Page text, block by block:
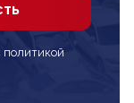
политикой